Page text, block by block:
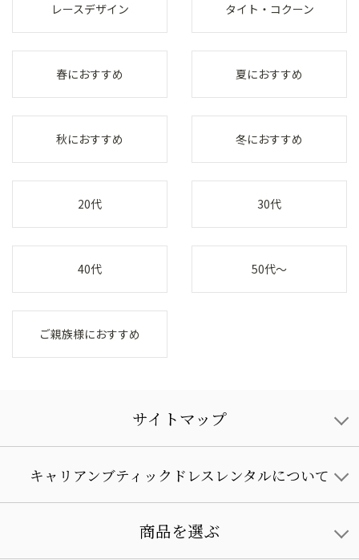
レースデザイン タイト・コクーン
春におすすめ 夏におすすめ
秋におすすめ 冬におすすめ
20代 30代
40代 50代～
ご親族様におすすめ
サイトマップ
キャリアンブティックドレスレンタルについて
商品を選ぶ